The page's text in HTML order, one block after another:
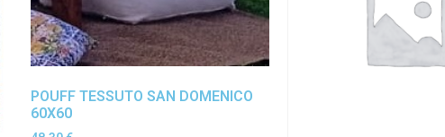
POUFF TESSUTO SAN DOMENICO
60X60